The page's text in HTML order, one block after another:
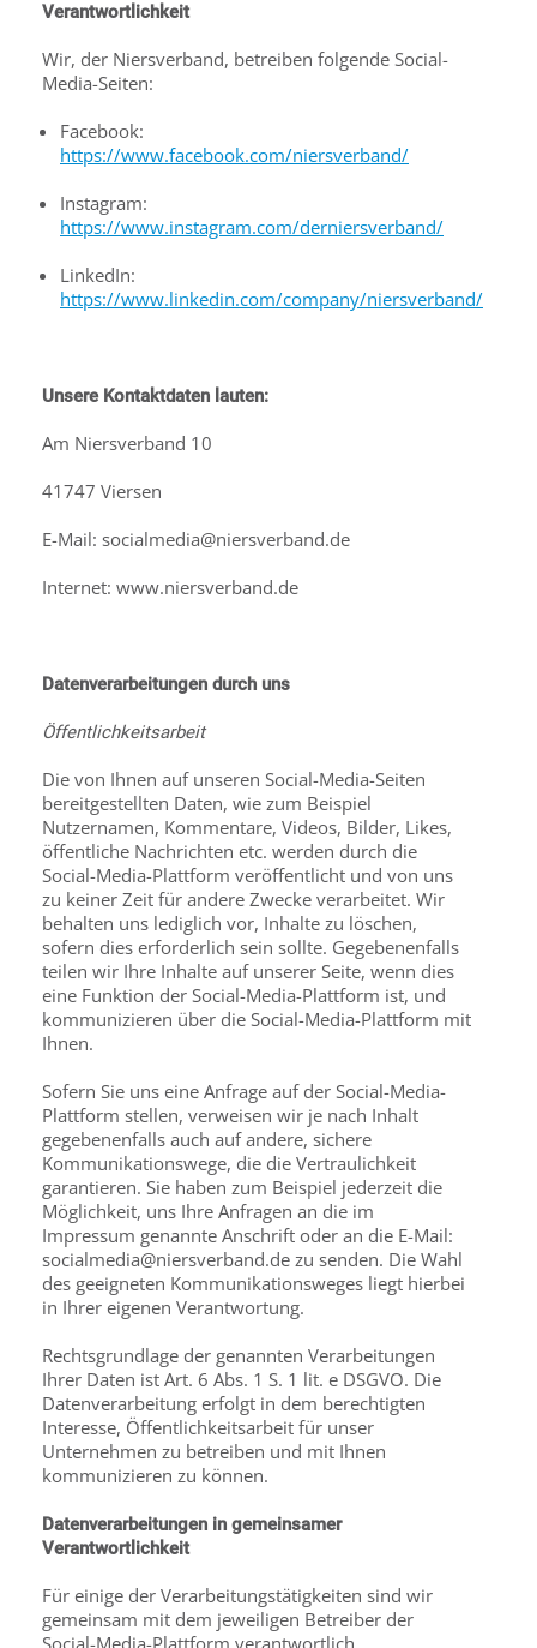
Verantwortlichkeit
Wir, der Niersverband, betreiben folgende Social-
Media-Seiten:
Facebook:
https://www.facebook.com/niersverband/
Instagram:
https://www.instagram.com/derniersverband/
LinkedIn:
https://www.linkedin.com/company/niersverband/
Unsere Kontaktdaten lauten:
Am Niersverband 10
41747 Viersen
E-Mail: socialmedia@niersverband.de
Internet: www.niersverband.de
Datenverarbeitungen durch uns
Öffentlichkeitsarbeit
Die von Ihnen auf unseren Social-Media-Seiten
bereitgestellten Daten, wie zum Beispiel
Nutzernamen, Kommentare, Videos, Bilder, Likes,
öffentliche Nachrichten etc. werden durch die
Social-Media-Plattform veröffentlicht und von uns
zu keiner Zeit für andere Zwecke verarbeitet. Wir
behalten uns lediglich vor, Inhalte zu löschen,
sofern dies erforderlich sein sollte. Gegebenenfalls
teilen wir Ihre Inhalte auf unserer Seite, wenn dies
eine Funktion der Social-Media-Plattform ist, und
kommunizieren über die Social-Media-Plattform mit
Ihnen.
Sofern Sie uns eine Anfrage auf der Social-Media-
Plattform stellen, verweisen wir je nach Inhalt
gegebenenfalls auch auf andere, sichere
Kommunikationswege, die die Vertraulichkeit
garantieren. Sie haben zum Beispiel jederzeit die
Möglichkeit, uns Ihre Anfragen an die im
Impressum genannte Anschrift oder an die E-Mail:
socialmedia@niersverband.de zu senden. Die Wahl
des geeigneten Kommunikationsweges liegt hierbei
in Ihrer eigenen Verantwortung.
Rechtsgrundlage der genannten Verarbeitungen
Ihrer Daten ist Art. 6 Abs. 1 S. 1 lit. e DSGVO. Die
Datenverarbeitung erfolgt in dem berechtigten
Interesse, Öffentlichkeitsarbeit für unser
Unternehmen zu betreiben und mit Ihnen
kommunizieren zu können.
Datenverarbeitungen in gemeinsamer
Verantwortlichkeit
Für einige der Verarbeitungstätigkeiten sind wir
gemeinsam mit dem jeweiligen Betreiber der
Social-Media-Plattform verantwortlich.